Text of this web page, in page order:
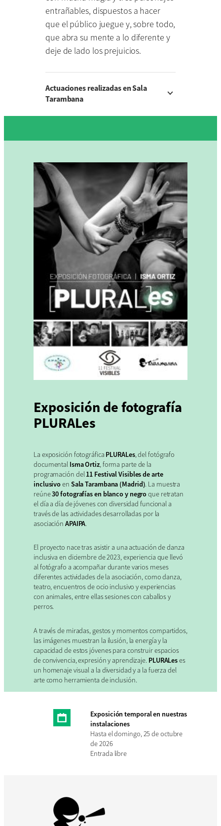
entrañables, dispuestos a hacer
que el público juegue y, sobre todo,
que abra su mente a lo diferente y
deje de lado los prejuicios.
Actuaciones realizadas en Sala
Tarambana
Exposición de fotografía
PLURALes
La exposición fotográfica PLURALes, del fotógrafo
documental Isma Ortiz, forma parte de la
programación del11 Festival Visibles de arte
inclusivoen Sala Tarambana (Madrid). La muestra
reúne30 fotografías en blanco y negroque retratan
el día a día de jóvenes con diversidad funcional a
través de las actividades desarrolladas por la
asociación APAIPA.
El proyecto nace tras asistir a una actuación de danza
inclusiva en diciembre de 2023, experiencia que llevó
al fotógrafo a acompañar durante varios meses
diferentes actividades de la asociación, como danza,
teatro, encuentros de ocio inclusivo y experiencias
con animales, entre ellas sesiones con caballos y
perros.
A través de miradas, gestos y momentos compartidos,
las imágenes muestran la ilusión, la energía y la
capacidad de estos jóvenes para construir espacios
de convivencia, expresión y aprendizaje. PLURALeses
un homenaje visual a la diversidad y a la fuerza del
arte como herramienta de inclusión.
Exposición temporal en nuestras
instalaciones
Hasta el domingo, 25 de octubre
de 2026
Entrada libre